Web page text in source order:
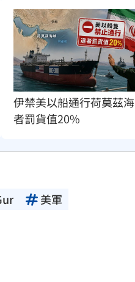
伊禁美以船通行荷莫茲
者罰貨值20%
美軍